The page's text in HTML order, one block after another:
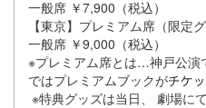
一般席 ￥7,900（税込）
【東京】プレミアム席（限定
一般席 ￥9,000（税込）
※プレミアム席とは…神戸公演
ではプレミアムブックが
※特典グッズは当日、 劇場に